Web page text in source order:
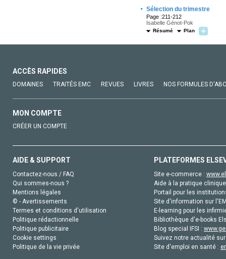
· Sélection du trimestre
Page :211-212
Isabelle Génot-Pok
Résumé Plan
ACCÈS RAPIDES
DOMAINES TRAITÉS EMC REVUES LIVRES NOS FORMULES
MON COMPTE
CRÉER UN COMPTE
AIDE & SUPPORT
Contactez-nous / FAQ
Qui sommes-nous ?
Mentions légales
© - Avertissements
Termes et conditions d'utilisation
Politique rédactionnelle
Politique publicitaire
Cookie settings
Politique de la vie privée
PLATEFORMES
Site e-commerce :
Aide à la pratique
Portail pour les
Site d'information sur
E-learning pour les
Bibliothèque d'e-books
Blog special IFSI :
Suivez notre actualité
Site d'emploi en santé :